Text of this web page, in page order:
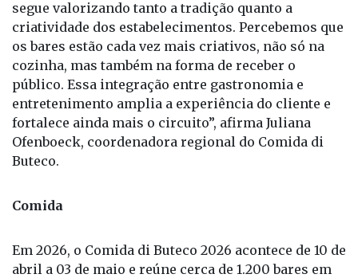
segue valorizando tanto a tradição quanto a
criatividade dos estabelecimentos. Percebemos que
os bares estão cada vez mais criativos, não só na
cozinha, mas também na forma de receber o
público. Essa integração entre gastronomia e
entretenimento amplia a experiência do cliente e
fortalece ainda mais o circuito”, afirma Juliana
Ofenboeck, coordenadora regional do Comida di
Buteco.
Comida
Em 2026, o Comida di Buteco 2026 acontece de 10 de
abril a 03 de maio e reúne cerca de 1.200 bares em